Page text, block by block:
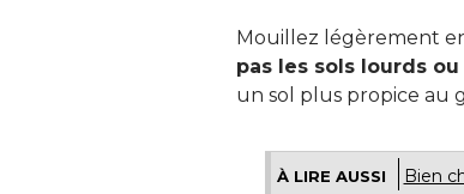
Mouillez légèrement
pas les sols lourds
un sol plus propice au
À LIRE AUSSI Bien